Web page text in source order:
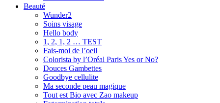
Beauté
Wunder2
Soins visage
Hello body
1, 2, 1, 2 … TEST
Fais-moi de l’oeil
Colorista by l’Oréal Paris Yes or No?
Douces Gambettes
Goodbye cellulite
Ma seconde peau magique
Tout est Bio avec Zao makeup